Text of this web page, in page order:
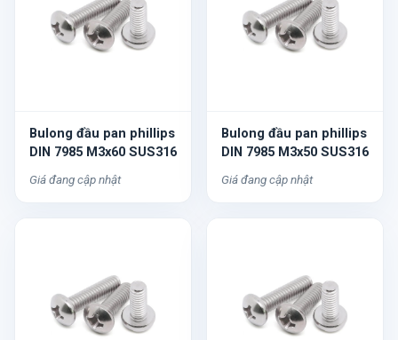
Bulong đầu pan phillips
DIN 7985 M3x60 SUS316
Giá đang cập nhật
Bulong đầu pan phillips
DIN 7985 M3x50 SUS316
Giá đang cập nhật